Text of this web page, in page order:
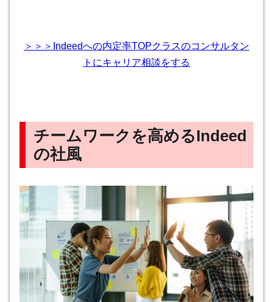
＞＞＞Indeedへの内定率TOPクラスのコンサルタン
トにキャリア相談をする
チームワークを高めるIndeed
の社風